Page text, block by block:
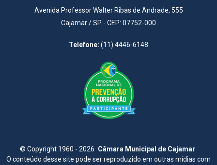
Avenida Professor Walter Ribas de Andrade, 555
Cajamar / SP - CEP: 07752-000
Telefone: (11) 4446-6148
© Copyright 1960 - 2026 Câmara Municipal de Cajamar
O conteúdo desse site pode ser reproduzido em outras mídias com